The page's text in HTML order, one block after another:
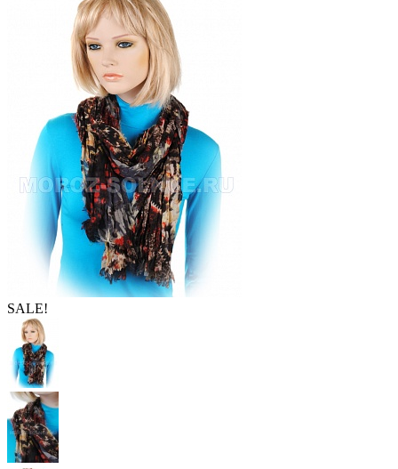
SALE!